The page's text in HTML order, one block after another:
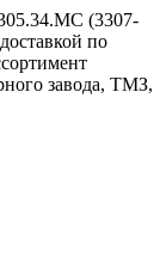
(3307-
по
завода, ТМЗ,